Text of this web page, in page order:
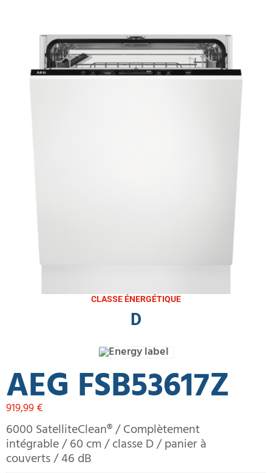
CLASSE ÉNERGÉTIQUE
D
AEG FSB53617Z
919,99€
6000 SatelliteClean® / Complètement
intégrable / 60 cm / classe D / panier à
couverts / 46 dB